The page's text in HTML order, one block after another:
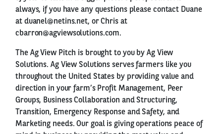
always, if you have any questions please contact Duane
at duanel@netins.net, or Chris at
cbarron@agviewsolutions.com.
The Ag View Pitch is brought to you by Ag View
Solutions. Ag View Solutions serves farmers like you
throughout the United States by providing value and
direction in your farm’s Profit Management, Peer
Groups, Business Collaboration and Structuring,
Transition, Emergency Response and Safety, and
Marketing needs. Our goal is giving operations peace of